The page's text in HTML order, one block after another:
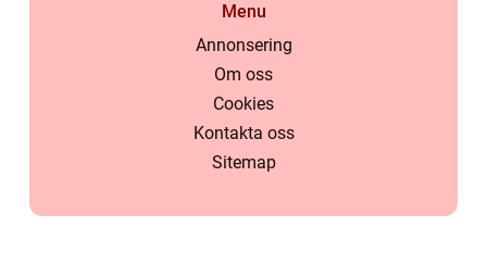
Menu
Annonsering
Om oss
Cookies
Kontakta oss
Sitemap